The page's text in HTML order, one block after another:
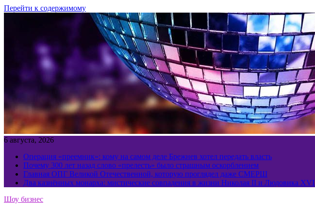
Перейти к содержимому
6 августа, 2026
Операция «преемник»: кому на самом деле Брежнев хотел передать власть
Почему 300 лет назад слово «прелесть» было страшным оскорблением
Главная ОПГ Великой Отечественной, которую проглядел даже СМЕРШ
Два казнённых монарха: мистические совпадения в жизни Николая II и Людовика XVI
Шоу бизнес